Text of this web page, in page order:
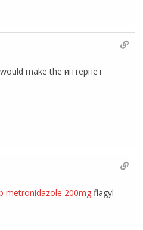
make the интернет
metronidazole 200mg flagyl